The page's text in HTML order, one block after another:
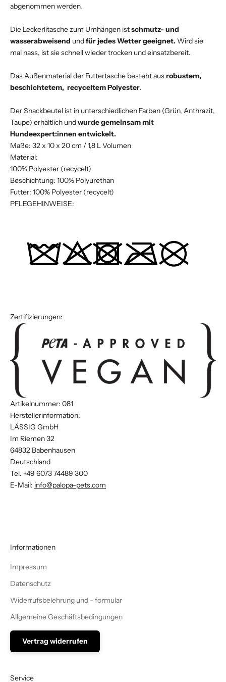
abgenommen werden.
Die Leckerlitasche zum Umhängen istschmutz- und
wasserabweisend undfür jedesWetter geeignet.Wird sie
mal nass, ist sie schnell wieder trocken und einsatzbereit.
Das Außenmaterial der Futtertasche besteht ausrobustem,
beschichtetem, recyceltem Polyester.
Der Snackbeutel ist in unterschiedlichen Farben (Grün, Anthrazit,
Taupe) erhältlich undwurde gemeinsam mit
Hundeexpert:innen entwickelt.
Maße: 32 x 10 x 20 cm / 1,8 L Volumen
Material:
100% Polyester (recycelt)
Beschichtung: 100% Polyurethan
Futter: 100% Polyester (recycelt)
PFLEGEHINWEISE:
Zertifizierungen:
Artikelnummer: 081
Herstellerinformation:
LÄSSIG GmbH
Im Riemen 32
64832 Babenhausen
Deutschland
Tel. +49 6073 74489 300
E-Mail: info@palopa-pets.com
Informationen
Impressum
Datenschutz
Widerrufsbelehrung und - formular
Allgemeine Geschäftsbedingungen
Vertrag widerrufen
Service